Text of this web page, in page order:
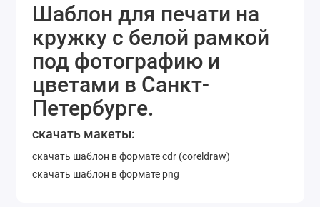
Шаблон для печати на
кружку с белой рамкой
под фотографию и
цветами в Санкт-
Петербурге.
скачать макеты:
скачать шаблон в формате cdr (coreldraw)
скачать шаблон в формате png